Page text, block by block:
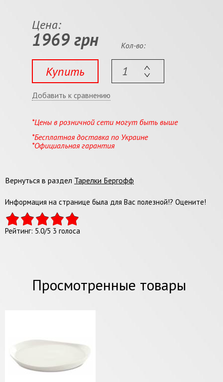
Цена:
1969 грн
Купить
Кол-во:
Добавить к сравнению
*Цены в розничной сети могут быть выше
*Бесплатная доставка по Украине
*Официальная гарантия
Вернуться в раздел Тарелки Бергофф
Информация на странице была для Вас полезной!? Оцените!
Рейтинг: 5.0/5 3 голоса
Просмотренные товары